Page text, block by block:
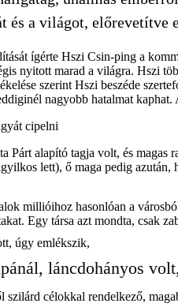
és a világot, előrevetítve
ígérte Hszi Csin-ping a
nyitott marad a világra. Hszi
szerint Hszi beszéde
nagyobb hatalmat
cipelni
alapító tagja volt, és magas
lett), ő maga pedig
millióihoz hasonlóan a
Egy társa azt mondta, csak
úgy emlékszik,
láncdohányos
célokkal rendelkező,